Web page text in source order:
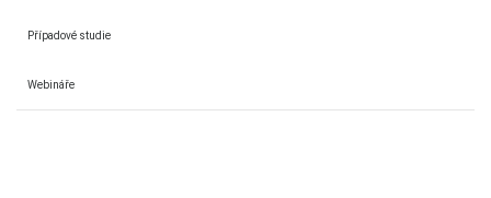
Případové studie
Webináře